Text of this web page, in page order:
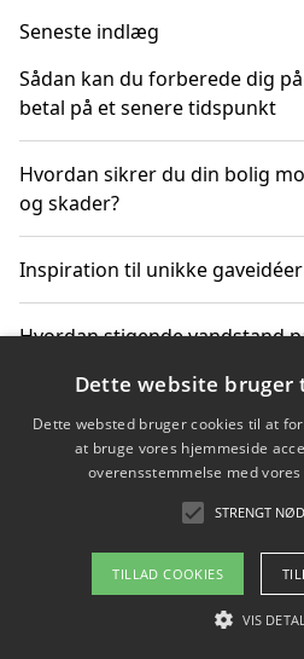
Seneste indlæg
Sådan kan du forberede dig
betal på et senere tidspunkt
Hvordan sikrer du din bolig
og skader?
Inspiration til unikke
Hvordan stigende vandstand
Sådan vælger du de bedste
vandreture i Danmark
Copyright 2026 -
Om / kontakt
Dette website bruger
Dette websted bruger cookies til at
at bruge vores hjemmeside
overensstemmelse med
STRENGT
TILLAD COOKIES
VIS